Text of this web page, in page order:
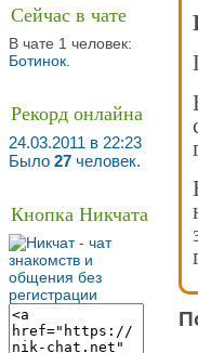
Сейчас в чате
В чате 1 человек:
Ботинок
Рекорд онлайна
24.03.2011 в 22:23
Было 27 человек.
Кнопка Никчата